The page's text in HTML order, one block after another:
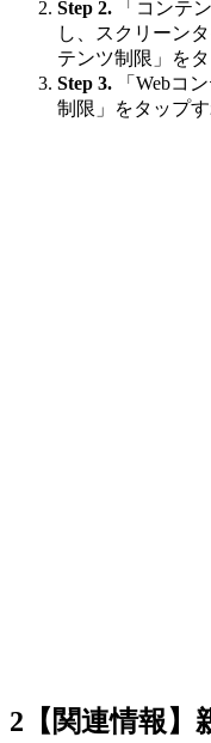
Step 2.
「コンテ
し、スクリーン
テンツ制限」をタ
Step 3.
「Webコ
制限」をタップす
2 【関連情報